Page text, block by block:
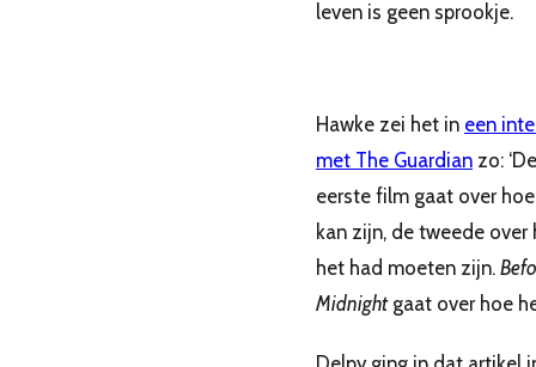
leven is geen sprookje.
Hawke zei het in een
met The Guardian zo: ‘De
eerste film gaat over
kan zijn, de tweede over
het had moeten zijn.
Midnightgaat over hoe